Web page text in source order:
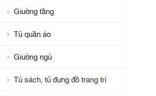
Giường tầng
Tủ quần áo
Giường ngủ
Tủ sách, tủ đựng đồ trang trí